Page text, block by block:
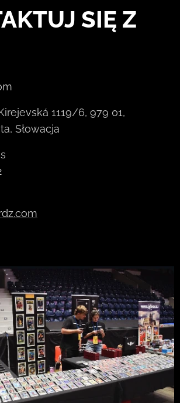
SIĘ Z
1119/6, 979 01,
Słowacja